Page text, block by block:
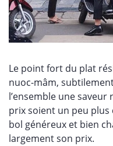
Le point fort du plat
nuoc-mâm,
l’ensemble une
prix soient un peu plus
bol généreux et bien
largement son prix.